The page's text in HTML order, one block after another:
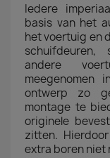
Iedere
basis van het
het voertuig en
schuifdeuren,
andere
meegenomen
ontwerp zo
montage te
originele
zitten.
extra boren niet